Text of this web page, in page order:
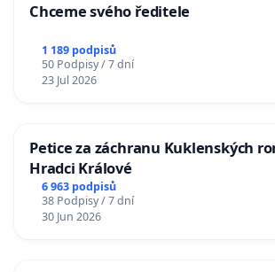
Chceme svého ředitele
1 189 podpisů
50 Podpisy / 7 dní
23 Jul 2026
Petice za záchranu Kuklenských
Hradci Králové
6 963 podpisů
38 Podpisy / 7 dní
30 Jun 2026